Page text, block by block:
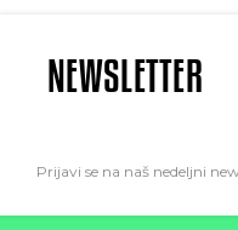
NEWSLETTER
Prijavi se na naš nedeljni